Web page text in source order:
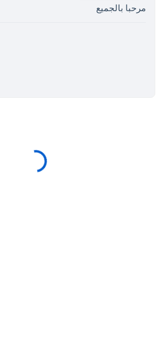
مرحبا بالجميع